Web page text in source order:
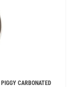
CARBONATED